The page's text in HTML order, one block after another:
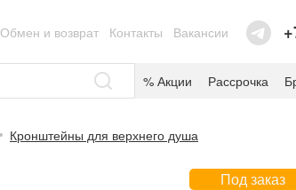
Обмен и возврат Контакты Вакансии
% Акции Рассрочка
Кронштейны для верхнего душа
Под заказ